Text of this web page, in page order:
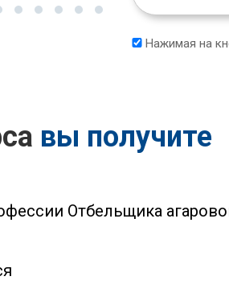
Нажимая на
вы получите
Отбельщика